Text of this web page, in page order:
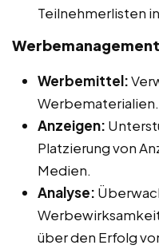
Teilnehmerlisten
Werbemittel:
Werbematerialien.
Anzeigen:
Platzierung von
Medien.
Analyse:
über den Erfolg